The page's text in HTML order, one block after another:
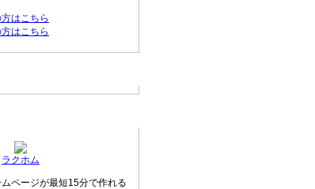
はこちら
はこちら
ラクホム
ページが最短15分で作れる